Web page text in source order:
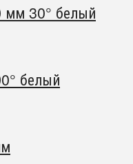
мм 30° белый
белый